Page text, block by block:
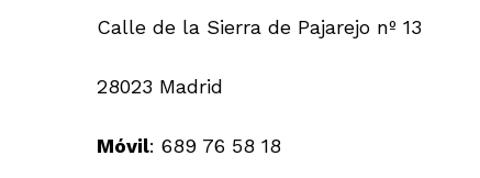
Calle de la Sierra de Pajarejo nº 13
28023 Madrid
Móvil: 689 76 58 18